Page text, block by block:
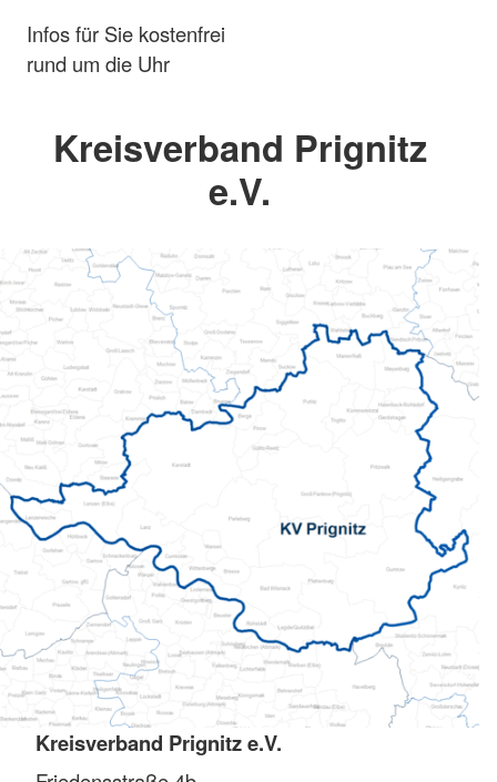
Infos für Sie kostenfrei
rund um die Uhr
Kreisverband Prignitz
e.V.
Kreisverband Prignitz e.V.